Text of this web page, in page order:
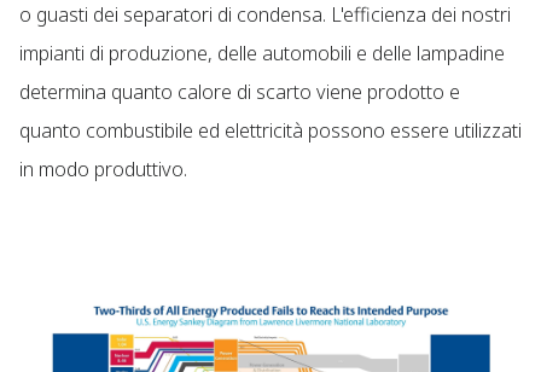
o guasti dei separatori di condensa. L'efficienza dei nostri
impianti di produzione, delle automobili e delle lampadine
determina quanto calore di scarto viene prodotto e
quanto combustibile ed elettricità possono essere utilizzati
in modo produttivo.